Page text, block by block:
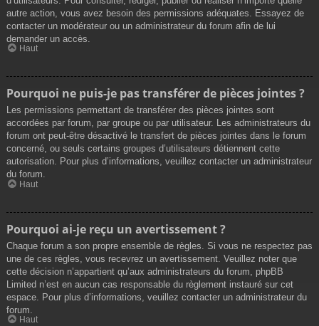
autre action, vous avez besoin des permissions adéquates. Essayez de
contacter un modérateur ou un administrateur du forum afin de lui
demander un accès.
Haut
Pourquoi ne puis-je pas transférer de pièces jointes ?
Les permissions permettant de transférer des pièces jointes sont
accordées par forum, par groupe ou par utilisateur. Les administrateurs du
forum ont peut-être désactivé le transfert de pièces jointes dans le forum
concerné, ou seuls certains groupes d’utilisateurs détiennent cette
autorisation. Pour plus d’informations, veuillez contacter un administrateur
du forum.
Haut
Pourquoi ai-je reçu un avertissement ?
Chaque forum a son propre ensemble de règles. Si vous ne respectez pas
une de ces règles, vous recevrez un avertissement. Veuillez noter que
cette décision n’appartient qu’aux administrateurs du forum, phpBB
Limited n’est en aucun cas responsable du règlement instauré sur cet
espace. Pour plus d’informations, veuillez contacter un administrateur du
forum.
Haut